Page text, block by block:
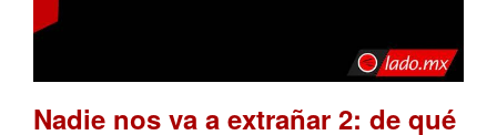
Nadie nos va a extrañar 2: de qué